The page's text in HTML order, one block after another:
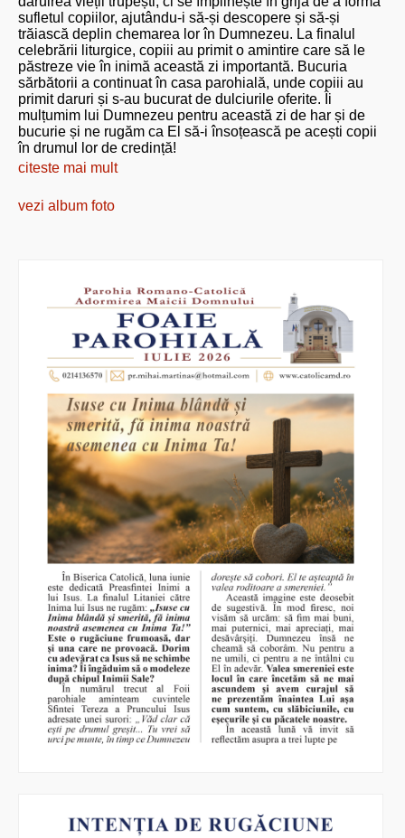
sufletul copiilor, ajutându-i să-și descopere și să-și
trăiască deplin chemarea lor în Dumnezeu. La finalul
celebrării liturgice, copiii au primit o amintire care să le
păstreze vie în inimă această zi importantă. Bucuria
sărbătorii a continuat în casa parohială, unde copiii au
primit daruri și s-au bucurat de dulciurile oferite. Îi
mulțumim lui Dumnezeu pentru această zi de har și de
bucurie și ne rugăm ca El să-i însoțească pe acești copii
în drumul lor de credință!
citeste mai mult
vezi album foto